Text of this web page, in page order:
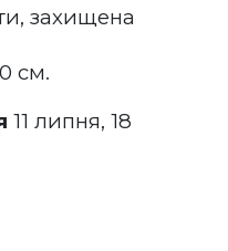
захищена
см.
11 липня, 18